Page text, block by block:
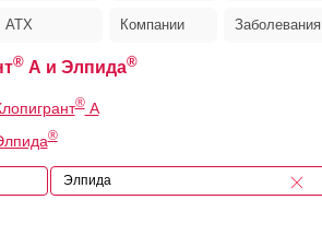
АТХ Компании Заболевания
®А и Элпида®
®А
®